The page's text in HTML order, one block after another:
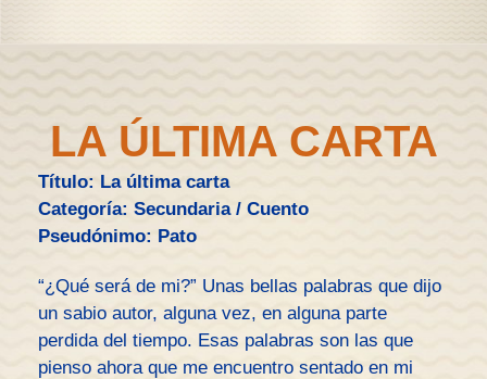
LA ÚLTIMA CARTA
Título: La última carta
Categoría: Secundaria / Cuento
Pseudónimo: Pato
“¿Qué será de mi?” Unas bellas palabras que dijo
un sabio autor, alguna vez, en alguna parte
perdida del tiempo. Esas palabras son las que
pienso ahora que me encuentro sentado en mi